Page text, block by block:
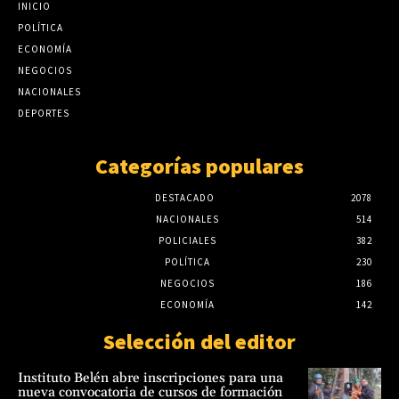
INICIO
POLÍTICA
ECONOMÍA
NEGOCIOS
NACIONALES
DEPORTES
Categorías populares
DESTACADO
2078
NACIONALES
514
POLICIALES
382
POLÍTICA
230
NEGOCIOS
186
ECONOMÍA
142
Selección del editor
Instituto Belén abre inscripciones para una
nueva convocatoria de cursos de formación